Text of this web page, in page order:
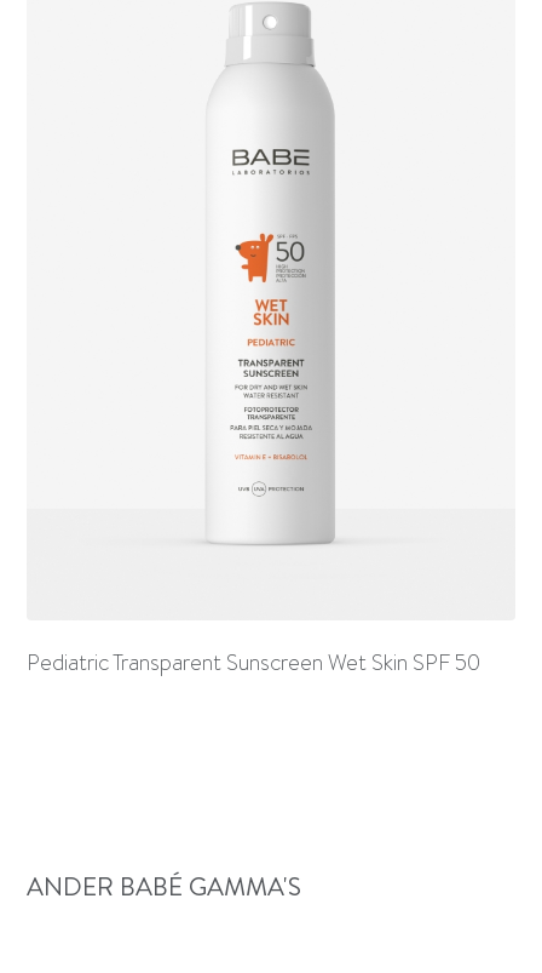
Pediatric Transparent Sunscreen Wet Skin SPF 50
ANDER BABÉ GAMMA'S